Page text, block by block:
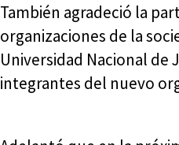
También agradeció la
organizaciones de la
Universidad Nacional de
integrantes del nuevo